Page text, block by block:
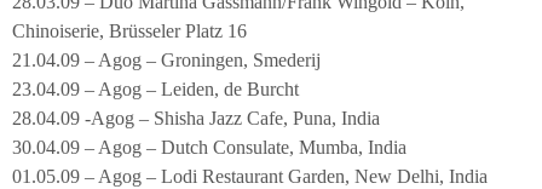
Chinoiserie, Brüsseler Platz 16
21.04.09 – Agog – Groningen, Smederij
23.04.09 – Agog – Leiden, de Burcht
28.04.09 -Agog – Shisha Jazz Cafe, Puna, India
30.04.09 – Agog – Dutch Consulate, Mumba, India
01.05.09 – Agog – Lodi Restaurant Garden, New Delhi, India